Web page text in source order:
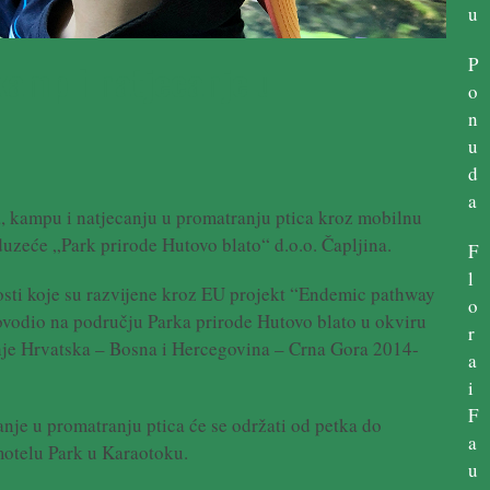
kampu i natjecanju u promatranju ptica kroz mobilnu
„Park prirode Hutovo blato“ d.o.o. Čapljina.
koje su razvijene kroz EU projekt “Endemic pathway
na području Parka prirode Hutovo blato u okviru
Hrvatska – Bosna i Hercegovina – Crna Gora 2014-
u promatranju ptica će se održati od petka do
Park u Karaotoku.
u
P
o
n
u
d
a
F
l
o
r
a
i
F
a
u